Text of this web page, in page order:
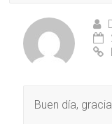
Buen día,